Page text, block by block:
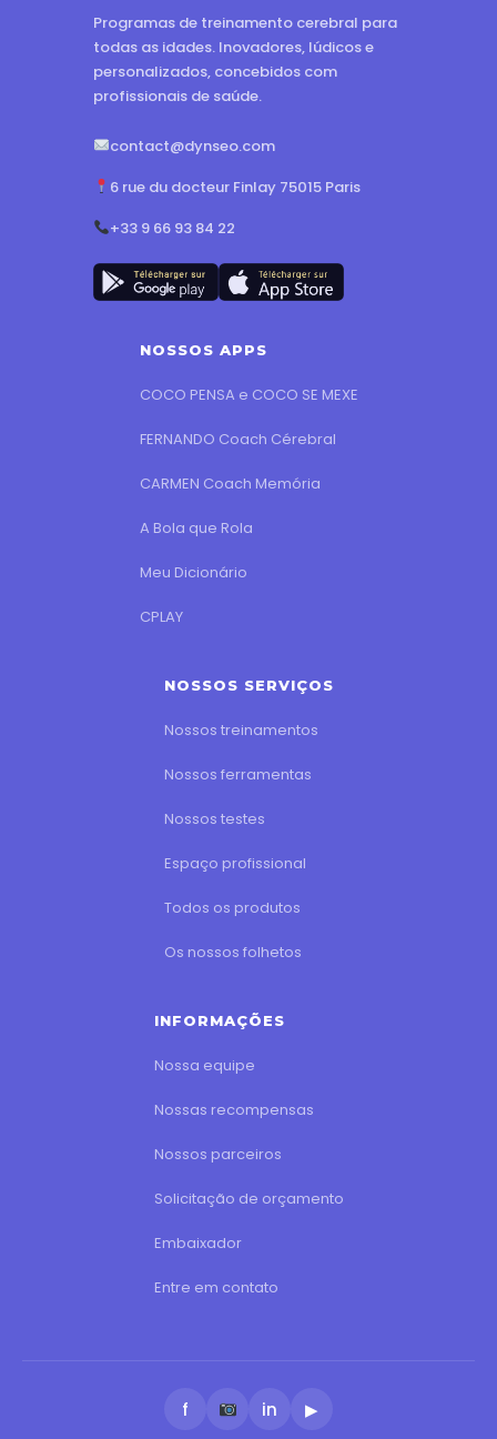
Programas de treinamento cerebral para
todas as idades. Inovadores, lúdicos e
personalizados, concebidos com
profissionais de saúde.
contact@dynseo.com
6 rue du docteur Finlay 75015 Paris
+33 9 66 93 84 22
NOSSOS APPS
COCO PENSA e COCO SE MEXE
FERNANDO Coach Cérebral
CARMEN Coach Memória
A Bola que Rola
Meu Dicionário
CPLAY
NOSSOS SERVIÇOS
Nossos treinamentos
Nossos ferramentas
Nossos testes
Espaço profissional
Todos os produtos
Os nossos folhetos
INFORMAÇÕES
Nossa equipe
Nossas recompensas
Nossos parceiros
Solicitação de orçamento
Embaixador
Entre em contato
f in ▶